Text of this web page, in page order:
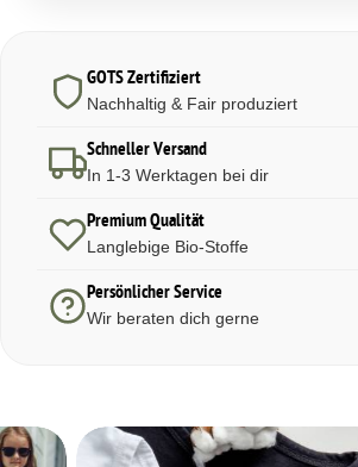
GOTS Zertifiziert
Nachhaltig & Fair produziert
Schneller Versand
In 1-3 Werktagen bei dir
Premium Qualität
Langlebige Bio-Stoffe
Persönlicher Service
Wir beraten dich gerne